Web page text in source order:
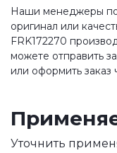
Наши менеджеры
оригинал или
FRK172270
можете отправить
или оформить заказ
Уточнить